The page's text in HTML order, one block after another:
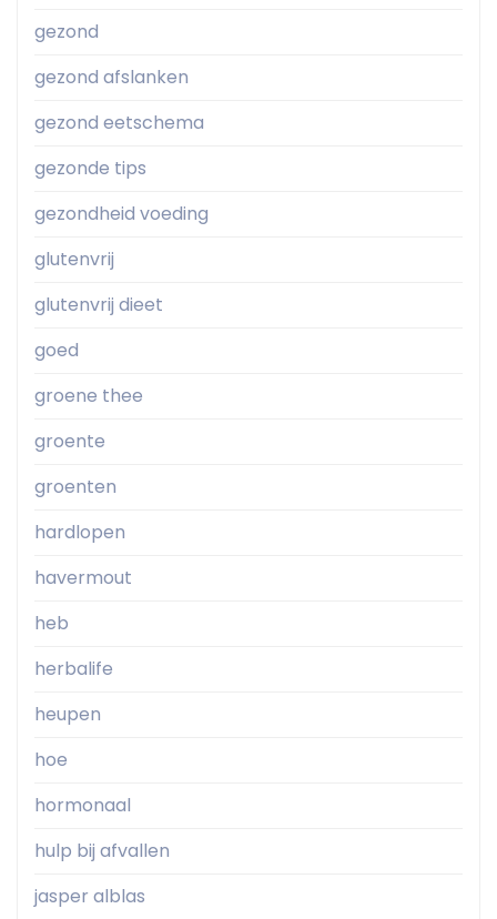
gezond
gezond afslanken
gezond eetschema
gezonde tips
gezondheid voeding
glutenvrij
glutenvrij dieet
goed
groene thee
groente
groenten
hardlopen
havermout
heb
herbalife
heupen
hoe
hormonaal
hulp bij afvallen
jasper alblas